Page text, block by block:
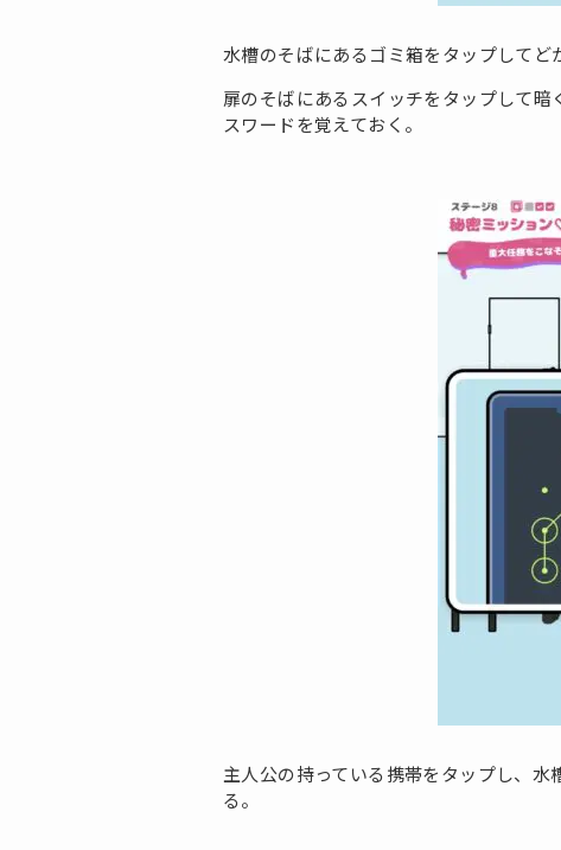
水槽のそばにあるゴミ箱をタップしてど
扉のそばにあるスイッチをタップして
スワードを覚えておく。
主人公の持っている携帯をタップし、
る。